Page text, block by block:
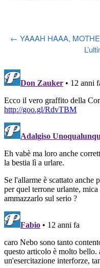
Post
← YAAAH HAAA,